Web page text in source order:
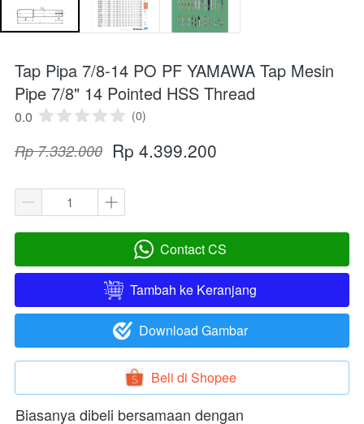
Tap Pipa 7/8-14 PO PF YAMAWA Tap Mesin
Pipe 7/8" 14 Pointed HSS Thread
0.0 (0)
Rp 7.332.000 Rp 4.399.200
` Contact CS
` Tambah ke Keranjang
` Download Gambar
` Beli di Shopee
Biasanya dibeli bersamaan dengan